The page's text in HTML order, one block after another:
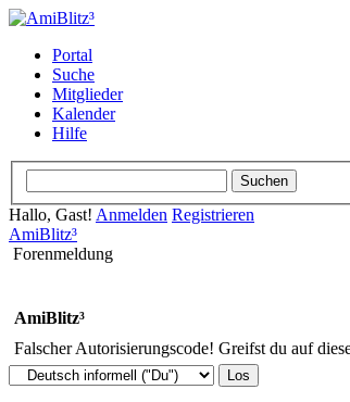
Portal
Suche
Mitglieder
Kalender
Hilfe
Hallo, Gast! Anmelden Registrieren
AmiBlitz³
Forenmeldung
AmiBlitz³
Falscher Autorisierungscode! Greifst du auf